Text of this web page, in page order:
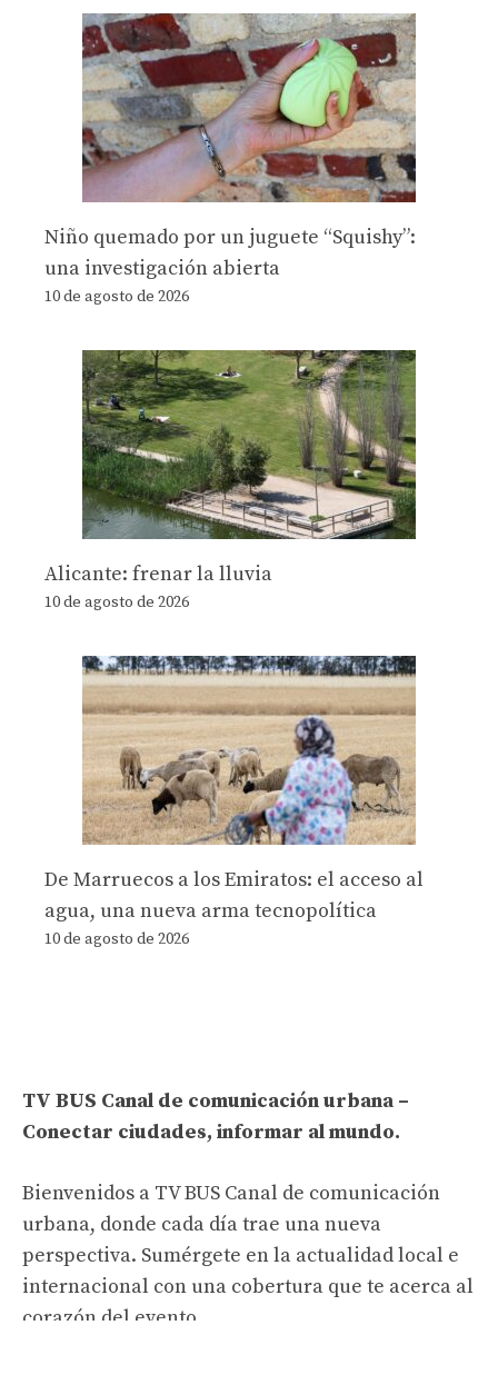
Niño quemado por un juguete “Squishy”:
una investigación abierta
10 de agosto de 2026
Alicante: frenar la lluvia
10 de agosto de 2026
De Marruecos a los Emiratos: el acceso al
agua, una nueva arma tecnopolítica
10 de agosto de 2026
TV BUS Canal de comunicación urbana –
Conectar ciudades, informar al mundo.
Bienvenidos a TV BUS Canal de comunicación
urbana, donde cada día trae una nueva
perspectiva. Sumérgete en la actualidad local e
internacional con una cobertura que te acerca al
corazón del evento.